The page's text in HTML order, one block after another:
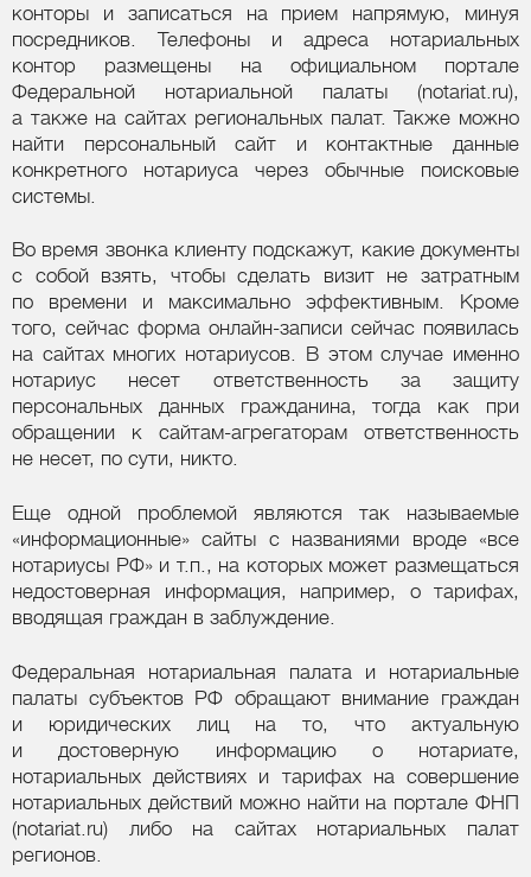
конторы и записаться на прием напрямую, минуя
посредников. Телефоны и адреса нотариальных
контор размещены на официальном портале
Федеральной нотариальной палаты (notariat.ru),
а также на сайтах региональных палат. Также можно
найти персональный сайт и контактные данные
конкретного нотариуса через обычные поисковые
системы.
Во время звонка клиенту подскажут, какие документы
с собой взять, чтобы сделать визит не затратным
по времени и максимально эффективным. Кроме
того, сейчас форма онлайн-записи сейчас появилась
на сайтах многих нотариусов. В этом случае именно
нотариус несет ответственность за защиту
персональных данных гражданина, тогда как при
обращении к сайтам-агрегаторам ответственность
не несет, по сути, никто.
Еще одной проблемой являются так называемые
«информационные» сайты с названиями вроде «все
нотариусы РФ» и т.п., на которых может размещаться
недостоверная информация, например, о тарифах,
вводящая граждан в заблуждение.
Федеральная нотариальная палата и нотариальные
палаты субъектов РФ обращают внимание граждан
и юридических лиц на то, что актуальную
и достоверную информацию о нотариате,
нотариальных действиях и тарифах на совершение
нотариальных действий можно найти на портале ФНП
(notariat.ru) либо на сайтах нотариальных палат
регионов.